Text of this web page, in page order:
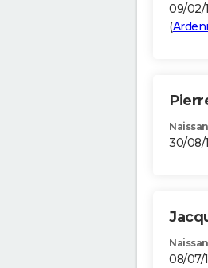
09/02/
(
30/08/
08/07/